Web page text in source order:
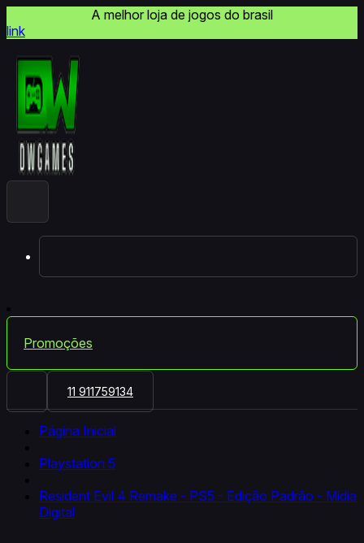
A melhor loja de jogos do brasil
link
Promoções
11 911759134
Página Inicial
Playstation 5
Resident Evil 4 Remake - PS5 - Edição Padrão - Mídia
Digital